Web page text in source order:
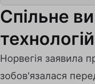
Спільне
технологій
Норвегія заявила
зобов'язалася